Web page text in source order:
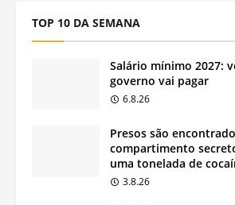
TOP 10 DA SEMANA
Salário mínimo 2027:
governo vai pagar
6.8.26
Presos são
compartimento
uma tonelada de
3.8.26